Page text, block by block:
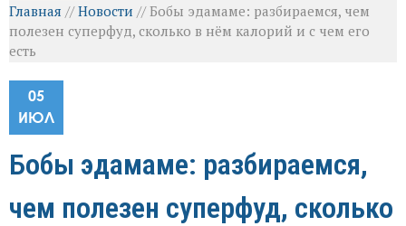
Главная //Новости //Бобы эдамаме: разбираемся, чем
полезен суперфуд, сколько в нём калорий и с чем его
есть
05
ИЮЛ
Бобы эдамаме: разбираемся,
чем полезен суперфуд, сколько